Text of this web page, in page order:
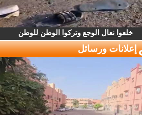
خلعوا نعال الوجع وتركوا الوطن للوطن
إعلانات ورسائل